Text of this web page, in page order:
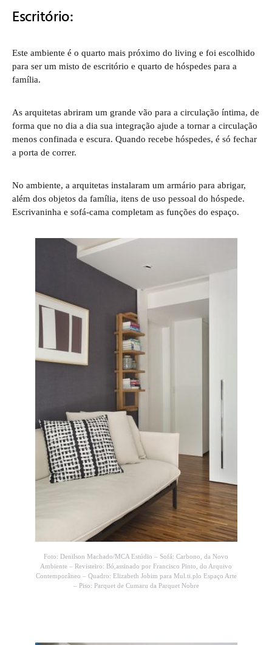
Escritório:
Este ambiente é o quarto mais próximo do living e foi escolhido
para ser um misto de escritório e quarto de hóspedes para a
família.
As arquitetas abriram um grande vão para a circulação íntima, de
forma que no dia a dia sua integração ajude a tornar a circulação
menos confinada e escura. Quando recebe hóspedes, é só fechar
a porta de correr.
No ambiente, a arquitetas instalaram um armário para abrigar,
além dos objetos da família, itens de uso pessoal do hóspede.
Escrivaninha e sofá-cama completam as funções do espaço.
Foto: Denilson Machado/MCA Estúdio – Sofá: Carbono, da Novo
Ambiente – Revisteiro: Bó,assinado por Francisco Pinto, do Arquivo
Contemporâneo – Quadro: Elizabeth Jobim para Mul.ti.plo Espaço Arte
– Piso: Parquet de Cumaru da Parquet Nobre